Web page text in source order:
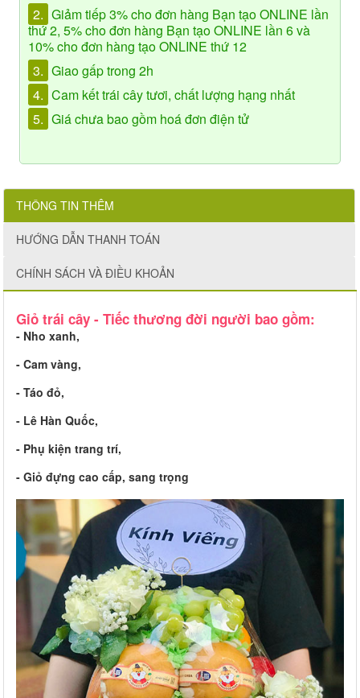
2. Giảm tiếp 3% cho đơn hàng Bạn tạo ONLINE lần
thứ 2, 5% cho đơn hàng Bạn tạo ONLINE lần 6 và
10% cho đơn hàng tạo ONLINE thứ 12
3. Giao gấp trong 2h
4. Cam kết trái cây tươi, chất lượng hạng nhất
5. Giá chưa bao gồm hoá đơn điện tử
THÔNG TIN THÊM
HƯỚNG DẪN THANH TOÁN
CHÍNH SÁCH VÀ ĐIỀU KHOẢN
Giỏ trái cây - Tiếc thương đời người bao gồm:
- Nho xanh,
- Cam vàng,
- Táo đỏ,
- Lê Hàn Quốc,
- Phụ kiện trang trí,
- Giỏ đựng cao cấp, sang trọng